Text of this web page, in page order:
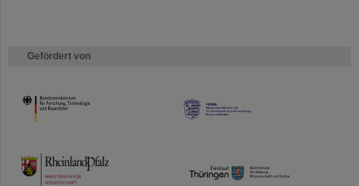
Gefördert von
HMWK
TMWWDG